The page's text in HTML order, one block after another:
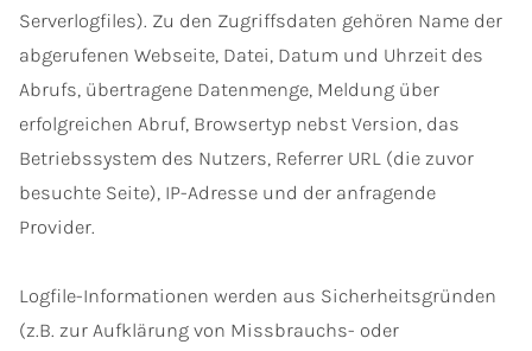
Serverlogfiles). Zu den Zugriffsdaten gehören Name der
abgerufenen Webseite, Datei, Datum und Uhrzeit des
Abrufs, übertragene Datenmenge, Meldung über
erfolgreichen Abruf, Browsertyp nebst Version, das
Betriebssystem des Nutzers, Referrer URL (die zuvor
besuchte Seite), IP-Adresse und der anfragende
Provider.
Logfile-Informationen werden aus Sicherheitsgründen
(z.B. zur Aufklärung von Missbrauchs- oder